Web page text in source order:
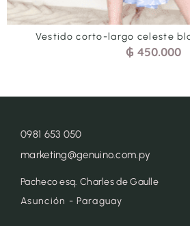
Vestido
0981 653 050
marketing@genuino.com.py
Pacheco esq. Charles de Gaulle
Asunción - Paraguay